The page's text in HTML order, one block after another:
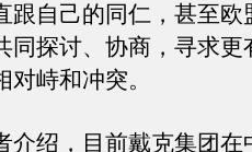
跟自己的同仁，甚至欧
同探讨、协商，寻求更
峙和冲突。
绍，目前戴克集团在